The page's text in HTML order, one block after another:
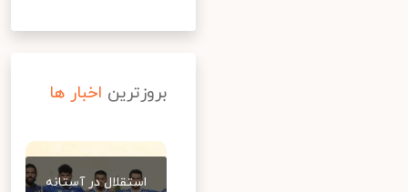
بروزترین اخبار ها
استقلال در آستانه